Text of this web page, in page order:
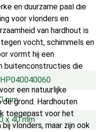
en duurzame paal die
voor vlonders en
van hardhout is
vocht, schimmels en
vormt hij een
buitenconstructies die
een natuurlijke
grond. Hardhouten
toegepast voor het
vlonders, maar zijn ook
mm
x 40 mm